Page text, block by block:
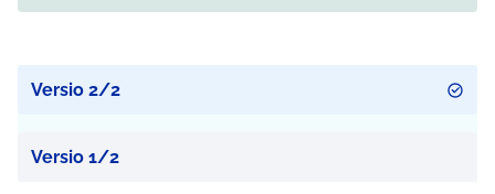
Versio 2/2
Versio 1/2